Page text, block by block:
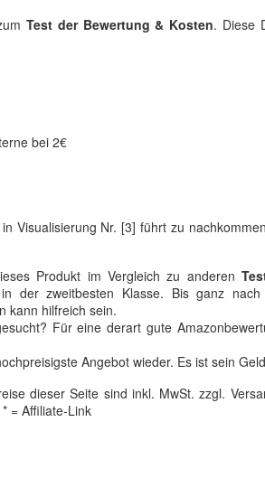
Test der Bewertung & Kosten. Diese
bei 2€
Visualisierung Nr. [3] führt zu
Produkt im Vergleich zu anderen
der zweitbesten Klasse. Bis ganz
kann hilfreich sein.
Für eine derart gute
Angebot wieder. Es ist sein
dieser Seite sind inkl. MwSt. zzgl.
= Affiliate-Link